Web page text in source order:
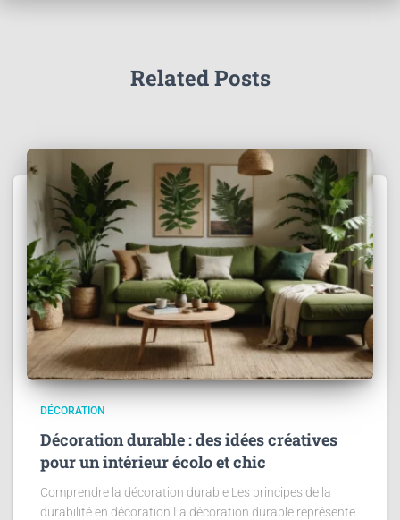
Related Posts
DÉCORATION
Décoration durable : des idées créatives
pour un intérieur écolo et chic
Comprendre la décoration durable Les principes de la
durabilité en décoration La décoration durable représente